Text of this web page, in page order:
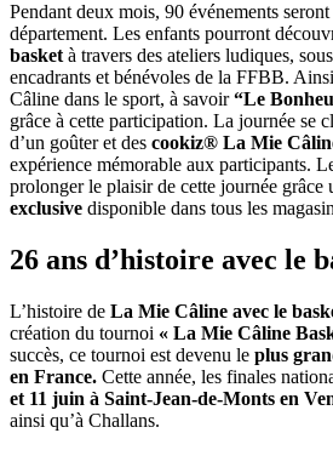
Pendant deux mois, 90 événements
département. Les enfants pourront
basket à travers des ateliers ludiques,
encadrants et bénévoles de la FFBB.
Câline dans le sport, à savoir“Le
grâce à cette participation. La journée se
d’un goûter et des cookiz® La Mie
expérience mémorable aux participants.
prolonger le plaisir de cette journée grâce
exclusive disponible dans tous les
26 ans d’histoire avec le
L’histoire de La Mie Câline avec le
création du tournoi « La Mie Câline
succès, ce tournoi est devenu le plus
en France. Cette année, les finales
et 11 juin à Saint-Jean-de-Monts en
ainsi qu’à Challans.